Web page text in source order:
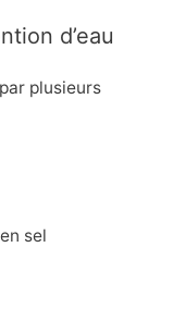
d’eau
plusieurs
sel